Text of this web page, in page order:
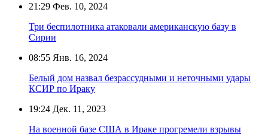
21:29 Фев. 10, 2024
Три беспилотника атаковали американскую базу в
Сирии
08:55 Янв. 16, 2024
Белый дом назвал безрассудными и неточными удары
КСИР по Ираку
19:24 Дек. 11, 2023
На военной базе США в Ираке прогремели взрывы